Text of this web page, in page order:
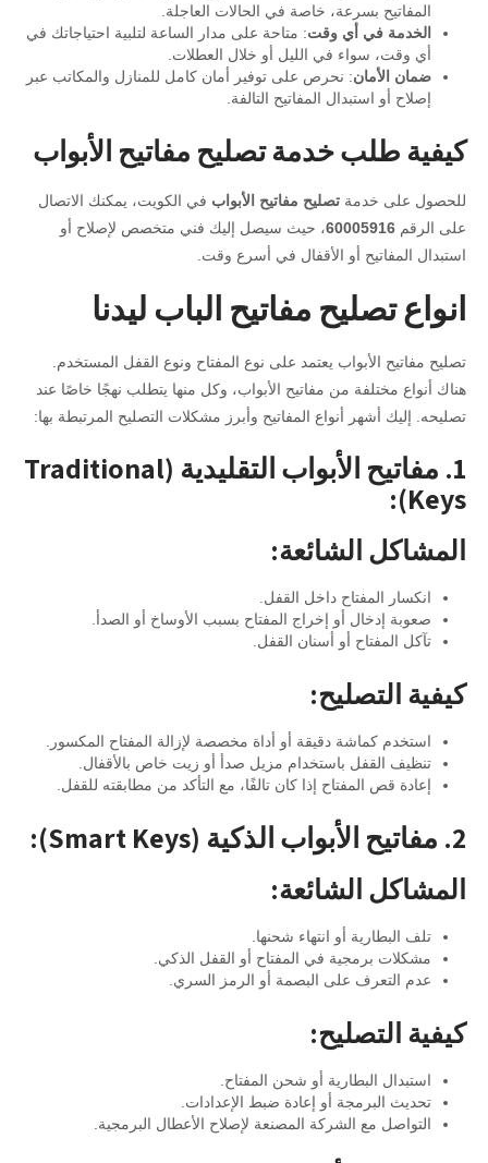
المفاتيح بسرعة، خاصة في الحالات العاجلة.
الخدمة في أي وقت: متاحة على مدار الساعة لتلبية احتياجاتك في
أي وقت، سواء في الليل أو خلال العطلات.
ضمان الأمان: نحرص على توفير أمان كامل للمنازل والمكاتب عبر
إصلاح أو استبدال المفاتيح التالفة.
كيفية طلب خدمة تصليح مفاتيح الأبواب
للحصول على خدمة تصليح مفاتيح الأبواب في الكويت، يمكنك الاتصال
على الرقم 60005916، حيث سيصل إليك فني متخصص لإصلاح أو
استبدال المفاتيح أو الأقفال في أسرع وقت.
انواعتصليح مفاتيح الباب ليدنا
تصليح مفاتيح الأبواب يعتمد على نوع المفتاح ونوع القفل المستخدم.
هناك أنواع مختلفة من مفاتيح الأبواب، وكل منها يتطلب نهجًا خاصًا عند
تصليحه. إليك أشهر أنواع المفاتيح وأبرز مشكلات التصليح المرتبطة بها:
1. مفاتيح الأبواب التقليدية (Traditional
Keys):
المشاكل الشائعة:
انكسار المفتاح داخل القفل.
صعوبة إدخال أو إخراج المفتاح بسبب الأوساخ أو الصدأ.
تآكل المفتاح أو أسنان القفل.
كيفية التصليح:
استخدم كماشة دقيقة أو أداة مخصصة لإزالة المفتاح المكسور.
تنظيف القفل باستخدام مزيل صدأ أو زيت خاص بالأقفال.
إعادة قص المفتاح إذا كان تالفًا، مع التأكد من مطابقته للقفل.
2. مفاتيح الأبواب الذكية (Smart Keys):
المشاكل الشائعة:
تلف البطارية أو انتهاء شحنها.
مشكلات برمجية في المفتاح أو القفل الذكي.
عدم التعرف على البصمة أو الرمز السري.
كيفية التصليح:
استبدال البطارية أو شحن المفتاح.
تحديث البرمجة أو إعادة ضبط الإعدادات.
التواصل مع الشركة المصنعة لإصلاح الأعطال البرمجية.